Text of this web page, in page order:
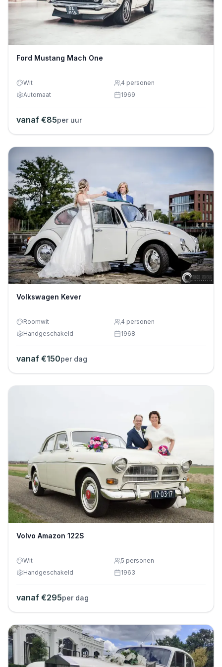
Ford Mustang Mach One
Wit 4 personen
Automaat
1969
vanaf €85per uur
Volkswagen Kever
Roomwit 4 personen
Handgeschakeld
1968
vanaf €150per dag
Volvo Amazon 122S
Wit 5 personen
Handgeschakeld
1963
vanaf €295per dag